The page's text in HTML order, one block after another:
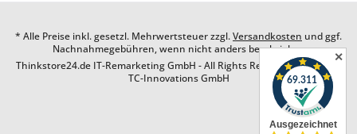
* Alle Preise inkl. gesetzl. Mehrwertsteuer zzgl.Versandkosten und ggf.
Nachnahmegebühren, wenn nicht anders beschrieben
Thinkstore24.de IT-Remarketing GmbH - All Rights Reserved. Design by
TC-Innovations GmbH
✕